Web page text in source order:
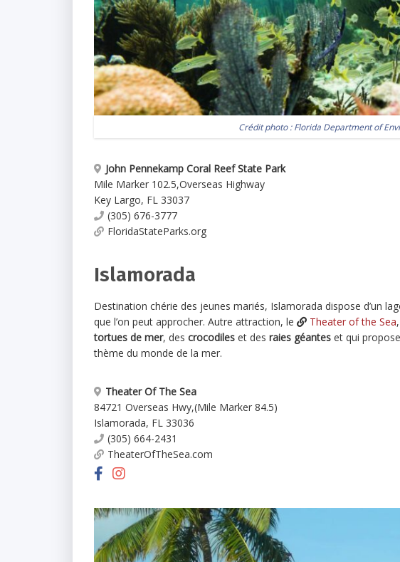
Crédit photo :Florida Department of
John Pennekamp Coral Reef State Park
Mile Marker 102.5,Overseas Highway
Key Largo, FL 33037
(305) 676-3777
FloridaStateParks.org
Islamorada
Destination chérie des jeunes mariés, Islamorada dispose d’un
que l’on peut approcher. Autre attraction, le
Theater of the Sea
tortues de mer, des crocodiles et des raies géantes et qui
thème du monde de la mer.
Theater Of The Sea
84721 Overseas Hwy,(Mile Marker 84.5)
Islamorada, FL 33036
(305) 664-2431
TheaterOfTheSea.com